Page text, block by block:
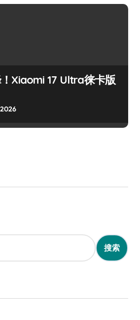
Xiaomi 17 Ultra徕卡版